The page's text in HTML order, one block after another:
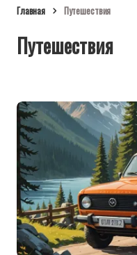
Главная Путешествия
Путешествия